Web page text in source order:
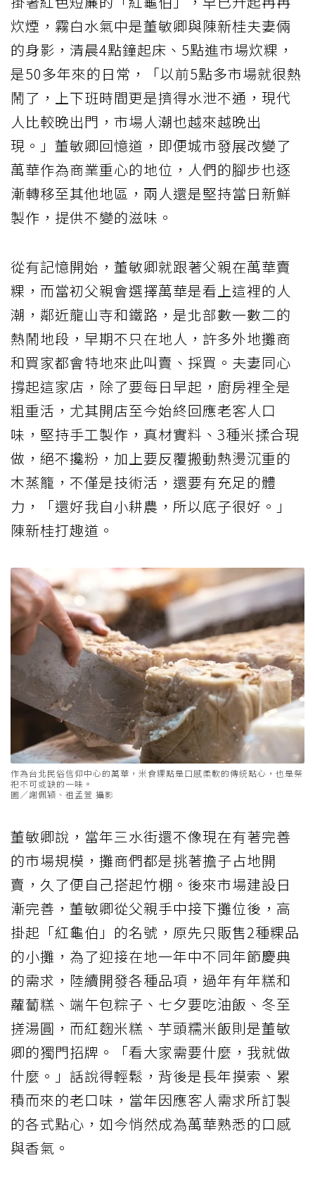
炊煙，霧白水氣中是董敏卿與陳新桂夫妻倆
的身影，清晨4點鐘起床、5點進市場炊粿，
是50多年來的日常，「以前5點多市場就很熱
鬧了，上下班時間更是擠得水泄不通，現代
人比較晚出門，市場人潮也越來越晚出
現。」董敏卿回憶道，即便城市發展改變了
萬華作為商業重心的地位，人們的腳步也逐
漸轉移至其他地區，兩人還是堅持當日新鮮
製作，提供不變的滋味。
從有記憶開始，董敏卿就跟著父親在萬華賣
粿，而當初父親會選擇萬華是看上這裡的人
潮，鄰近龍山寺和鐵路，是北部數一數二的
熱鬧地段，早期不只在地人，許多外地攤商
和買家都會特地來此叫賣、採買。夫妻同心
撐起這家店，除了要每日早起，廚房裡全是
粗重活，尤其開店至今始終回應老客人口
味，堅持手工製作，真材實料、3種米揉合現
做，絕不攙粉，加上要反覆搬動熱燙沉重的
木蒸籠，不僅是技術活，還要有充足的體
力，「還好我自小耕農，所以底子很好。」
陳新桂打趣道。
作為台北民俗信仰中心的萬華，米食粿點是口感柔軟的傳統點心，也是祭
祀不可或缺的一味。
圖／謝佩穎、祖孟萱 攝影
董敏卿說，當年三水街還不像現在有著完善
的市場規模，攤商們都是挑著擔子占地開
賣，久了便自己搭起竹棚。後來市場建設日
漸完善，董敏卿從父親手中接下攤位後，高
掛起「紅龜伯」的名號，原先只販售2種粿品
的小攤，為了迎接在地一年中不同年節慶典
的需求，陸續開發各種品項，過年有年糕和
蘿蔔糕、端午包粽子、七夕要吃油飯、冬至
搓湯圓，而紅麴米糕、芋頭糯米飯則是董敏
卿的獨門招牌。「看大家需要什麼，我就做
什麼。」話說得輕鬆，背後是長年摸索、累
積而來的老口味，當年因應客人需求所訂製
的各式點心，如今悄然成為萬華熟悉的口感
與香氣。